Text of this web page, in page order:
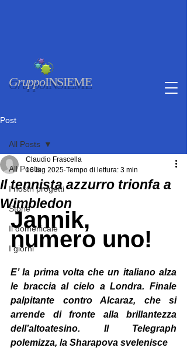
GruppoINSIEME
Post
All Posts
I nostri progetti
Storie
Il domenicale
I giorni
All Posts
Il tennista azzurro trionfa a
Wimbledon
Claudio Frascella
16 lug 2025 Tempo di lettura: 3 min
Jannik,
numero uno!
E’ la prima volta che un italiano alza
le braccia al cielo a Londra. Finale
palpitante contro Alcaraz, che si
arrende di fronte alla brillantezza
dell’altoatesino. Il Telegraph
polemizza, la Sharapova svelenisce